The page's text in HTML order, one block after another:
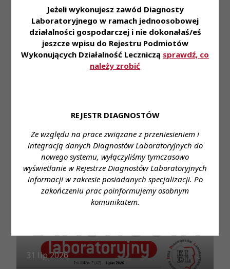
Jeżeli wykonujesz zawód Diagnosty
Laboratoryjnego w ramach jednoosobowej
działalności gospodarczej i nie dokonałaś/eś
jeszcze wpisu do Rejestru Podmiotów
Wykonujących Działalność Leczniczą sprawdź, co
należy zrobić
REJESTR DIAGNOSTÓW
Ze względu na prace związane z przeniesieniem i
integracją danych Diagnostów Laboratoryjnych do
nowego systemu, wyłączyliśmy tymczasowo
wyświetlanie w Rejestrze Diagnostów Laboratoryjnych
informacji w zakresie posiadanych specjalizacji. Po
zakończeniu prac poinformujemy osobnym
komunikatem.
stanowisk.
6 sie 2026
Komunikat Prezes KRDL z dnia 6.08.2026
31 lip 2026